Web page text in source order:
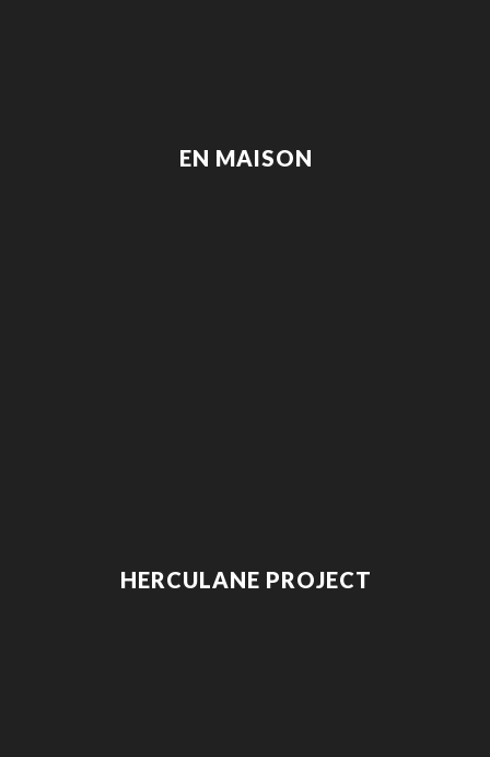
EN MAISON
HERCULANE PROJECT